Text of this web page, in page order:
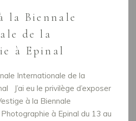
la Biennale
de la
à Epinal
Internationale de la
J’ai eu le privilège d’exposer
à la Biennale
à Epinal du 13 au